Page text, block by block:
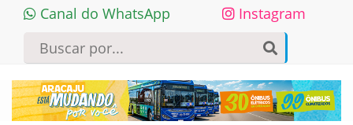
Canal do WhatsApp Instagram